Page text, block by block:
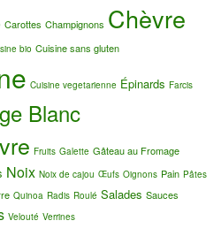
Carottes Champignons Chèvre
bio Cuisine sans gluten
Cuisine vegetarienne Épinards Farcis
Blanc
Fruits Galette Gâteau au Fromage
Noix Noix de cajou Œufs Oignons Pain Pâtes
Quinoa Radis Roulé Salades Sauces
Velouté Verrines